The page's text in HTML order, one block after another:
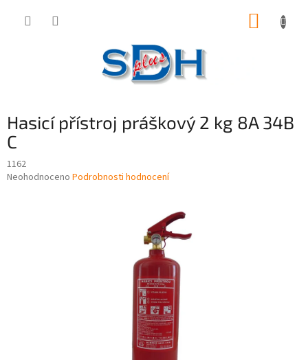
Hasicí přístroj práškový 2 kg 8A 34B
C
1162
Průměrné
Neohodnoceno Podrobnosti hodnocení